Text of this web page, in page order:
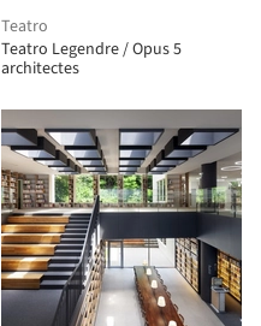
Teatro
Teatro Legendre / Opus 5
architectes